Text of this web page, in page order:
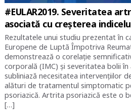
#EULAR2019. Severitatea
asociată cu creșterea
Rezultatele unui studiu prezentat în
Europene de Luptă Împotriva
demonstrează o corelație
corporală (IMC) și severitatea bolii
subliniază necesitatea intervențiilor
alături de tratamentul simptomatic
psoriazică. Artrita psoriazică este o
[…]